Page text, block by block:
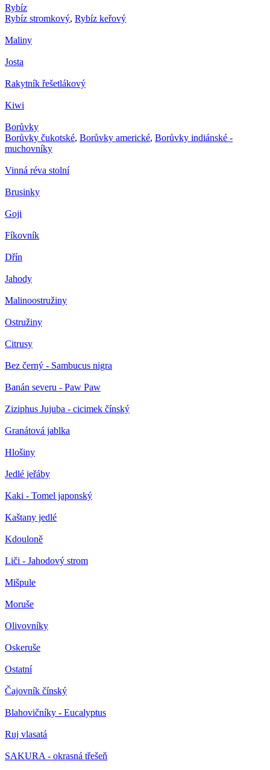
Rybíz
Rybíz stromkový, Rybíz keřový
Maliny
Josta
Rakytník řešetlákový
Kiwi
Borůvky
Borůvky čukotské, Borůvky americké, Borůvky indiánské -
muchovníky
Vinná réva stolní
Brusinky
Goji
Fíkovník
Dřín
Jahody
Malinoostružiny
Ostružiny
Citrusy
Bez černý - Sambucus nigra
Banán severu - Paw Paw
Ziziphus Jujuba - cicimek čínský
Granátová jablka
Hlošiny
Jedlé jeřáby
Kaki - Tomel japonský
Kaštany jedlé
Kdouloně
Liči - Jahodový strom
Mišpule
Moruše
Olivovníky
Oskeruše
Ostatní
Čajovník čínský
Blahovičníky - Eucalyptus
Ruj vlasatá
SAKURA - okrasná třešeň